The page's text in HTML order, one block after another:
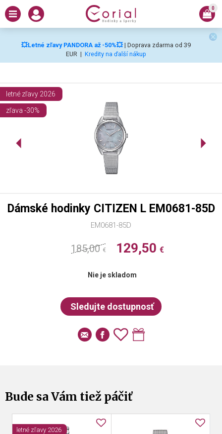
💥Letné zľavy PANDORA až -50%💥 | Doprava zdarma od 39
EUR | Kredity na ďalší nákup
0
letné zľavy 2026
zľava -30%
EM0681-85D
Dámské hodinky CITIZEN L EM0681-85D
185,00€ 129,50 €
Nie je skladom
Bude sa Vám tiež páčiť
letné zľavy 2026